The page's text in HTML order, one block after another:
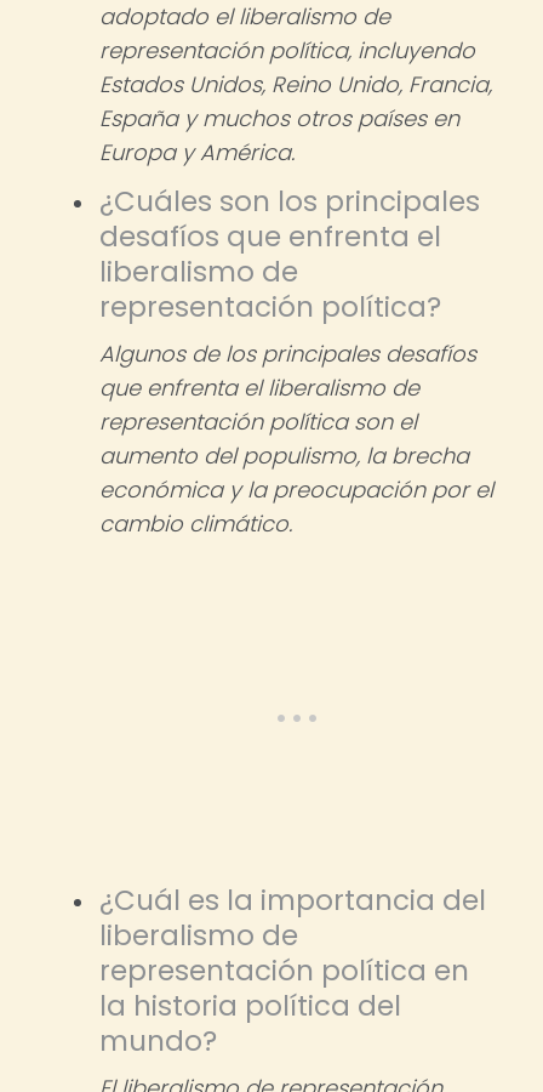
adoptado el liberalismo de
representación política, incluyendo
Estados Unidos, Reino Unido, Francia,
España y muchos otros países en
Europa y América.
¿Cuáles son los principales
desafíos que enfrenta el
liberalismo de
representación política?
Algunos de los principales desafíos
que enfrenta el liberalismo de
representación política son el
aumento del populismo, la brecha
económica y la preocupación por el
cambio climático.
¿Cuál es la importancia del
liberalismo de
representación política en
la historia política del
mundo?